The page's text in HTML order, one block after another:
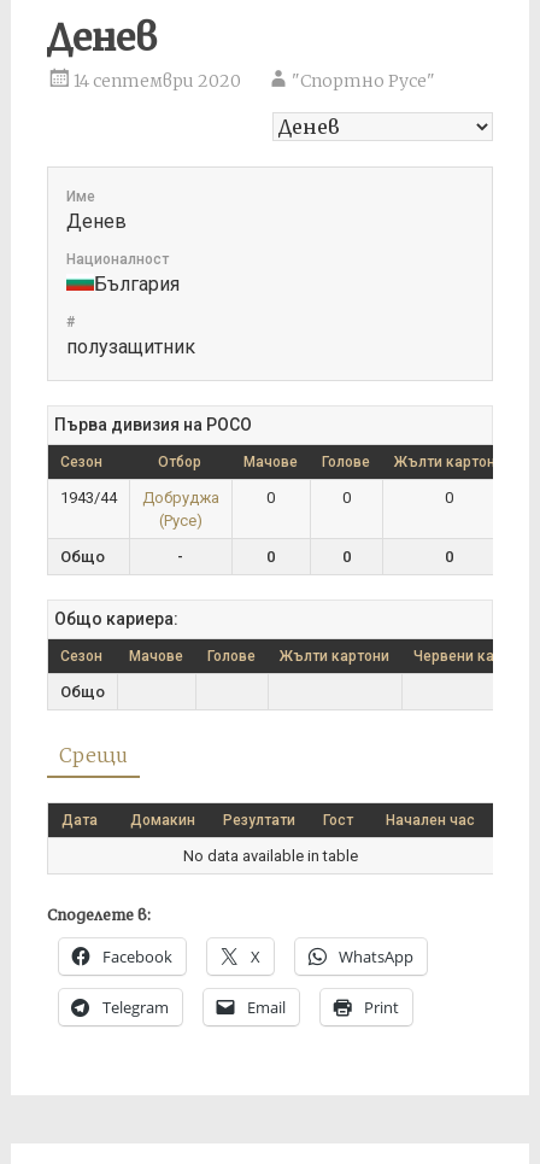
Денев
14 септември 2020 "Спортно Русе"
Име
Денев
Националност
България
#
полузащитник
Първа дивизия на РОСО
Сезон Отбор Мачове Голове Жълти картони
1943/44
Добруджа
(Русе)
0 0 0
Общо - 0 0 0
Общо кариера:
Сезон Мачове Голове Жълти картони Червени картони
Общо
Срещи
Дата Домакин Резултати Гост Начален час
No data available in table
Споделете в:
Facebook X WhatsApp
Telegram Email Print